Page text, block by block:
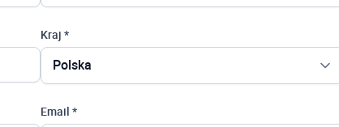
Kraj *
Polska
Email *
Polska